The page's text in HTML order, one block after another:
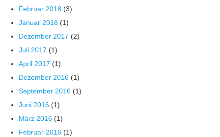
Februar 2018 (3)
Januar 2018 (1)
Dezember 2017 (2)
Juli 2017 (1)
April 2017 (1)
Dezember 2016 (1)
September 2016 (1)
Juni 2016 (1)
März 2016 (1)
Februar 2016 (1)